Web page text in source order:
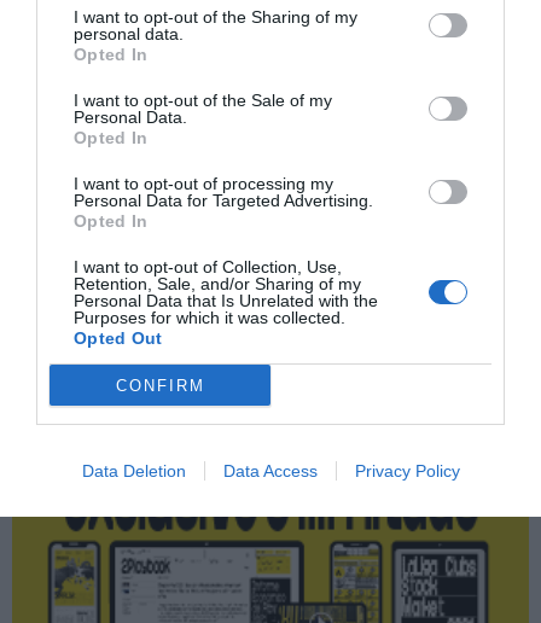
I want to opt-out of the Sharing of my
personal data.
Opted In
I want to opt-out of the Sale of my
Personal Data.
Opted In
I want to opt-out of processing my
Personal Data for Targeted Advertising.
Opted In
I want to opt-out of Collection, Use,
Retention, Sale, and/or Sharing of my
Personal Data that Is Unrelated with the
Purposes for which it was collected.
Opted Out
CONFIRM
Data Deletion Data Access Privacy Policy
ACTIVAR AHORA
Compartir
2Playbook Club2P